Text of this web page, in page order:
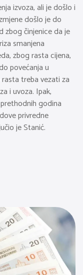
izvoza, ali je došlo i
došlo je do
zbog činjenice da je
smanjena
zbog rasta cijena,
povećanja u
treba vezati za
i uvoza. Ipak,
godina
privredne
je Stanić.